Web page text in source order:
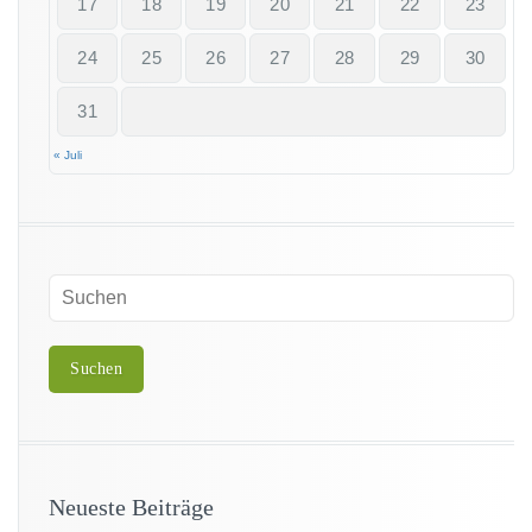
17 18 19 20 21 22 23
24 25 26 27 28 29 30
31
« Juli
Neueste Beiträge